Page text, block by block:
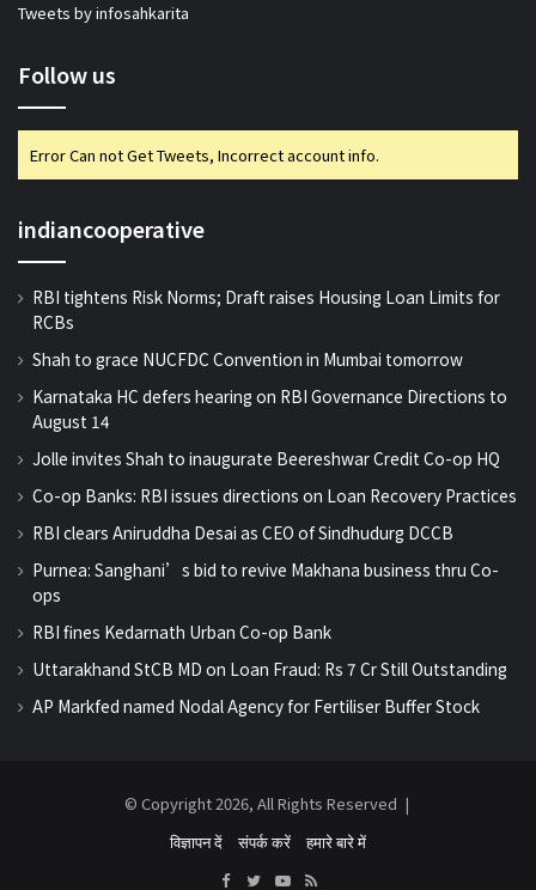
Tweets by infosahkarita
Follow us
Error Can not Get Tweets, Incorrect account info.
indiancooperative
RBI tightens Risk Norms; Draft raises Housing Loan Limits for
RCBs
Shah to grace NUCFDC Convention in Mumbai tomorrow
Karnataka HC defers hearing on RBI Governance Directions to
August 14
Jolle invites Shah to inaugurate Beereshwar Credit Co-op HQ
Co-op Banks: RBI issues directions on Loan Recovery Practices
RBI clears Aniruddha Desai as CEO of Sindhudurg DCCB
Purnea: Sanghani’s bid to revive Makhana business thru Co-
ops
RBI fines Kedarnath Urban Co-op Bank
Uttarakhand StCB MD on Loan Fraud: Rs 7 Cr Still Outstanding
AP Markfed named Nodal Agency for Fertiliser Buffer Stock
© Copyright 2026, All Rights Reserved |
विज्ञापन दें
संपर्क करें
हमारे बारे में
Facebook
TwitterYouTube
RSS